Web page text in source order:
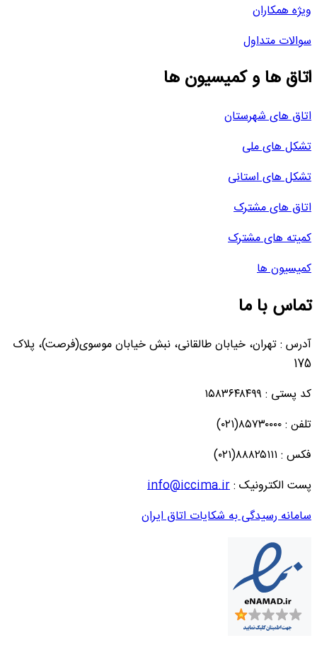
ویژه همکاران
سوالات متداول
اتاق ها و کمیسیون ها
اتاق های شهرستان
تشکل های ملی
تشکل های استانی
اتاق های مشترک
کمیته های مشترک
کمیسیون ها
تماس با ما
آدرس : تهران، خیابان طالقانی، نبش خیابان موسوی(فرصت)، پلاک
175
کد پستی : ۱۵۸۳۶۴۸۴۹۹
تلفن : ۸۵۷۳۰۰۰۰(۰۲۱)
فکس : ۸۸۸۲۵۱۱۱(۰۲۱)
پست الکترونیک :info@iccima.ir
سامانه رسیدگی به شکایات اتاق ایران